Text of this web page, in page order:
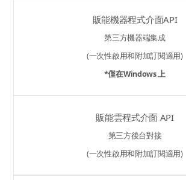
販能機器程式介面API
第三方機器端集成
(一次性啟用和附加訂閱適用)
*僅在Windows 上
販能雲程式介面 API
第三方後台對接
(一次性啟用和附加訂閱適用)